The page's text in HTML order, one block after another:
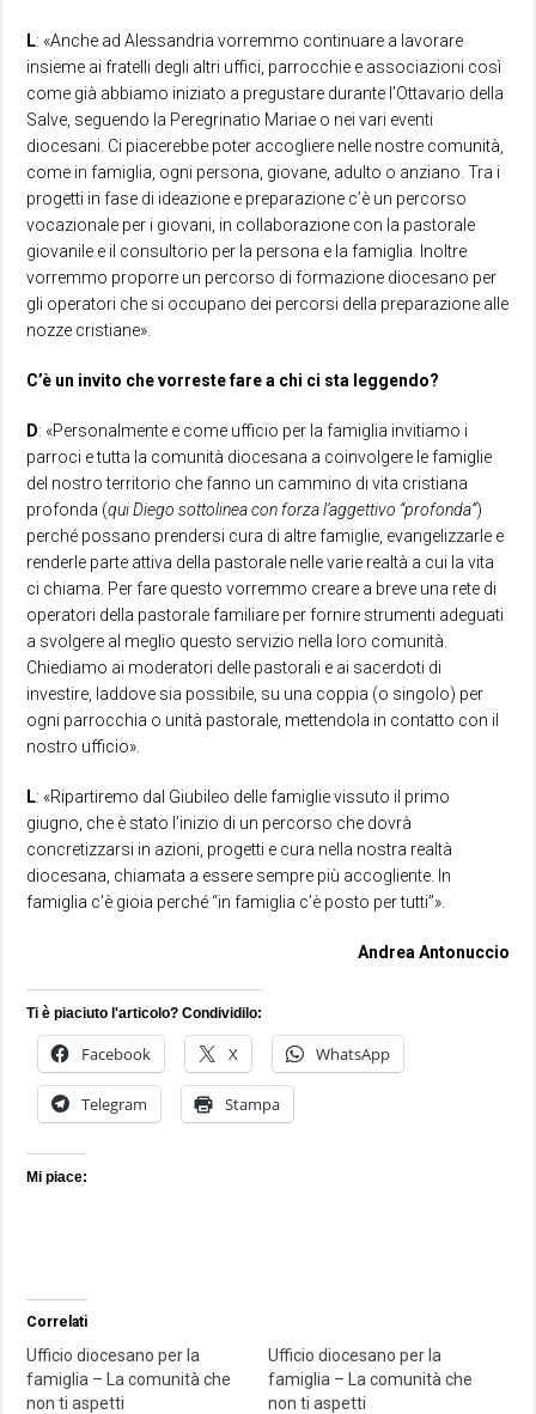
L: «Anche ad Alessandria vorremmo continuare a lavorare
insieme ai fratelli degli altri uffici, parrocchie e associazioni così
come già abbiamo iniziato a pregustare durante l’Ottavario della
Salve, seguendo la Peregrinatio Mariae o nei vari eventi
diocesani. Ci piacerebbe poter accogliere nelle nostre comunità,
come in famiglia, ogni persona, giovane, adulto o anziano. Tra i
progetti in fase di ideazione e preparazione c’è un percorso
vocazionale per i giovani, in collaborazione con la pastorale
giovanile e il consultorio per la persona e la famiglia. Inoltre
vorremmo proporre un percorso di formazione diocesano per
gli operatori che si occupano dei percorsi della preparazione alle
nozze cristiane».
C’è un invito che vorreste fare a chi ci sta leggendo?
D: «Personalmente e come ufficio per la famiglia invitiamo i
parroci e tutta la comunità diocesana a coinvolgere le famiglie
del nostro territorio che fanno un cammino di vita cristiana
profonda (qui Diego sottolinea con forza l’aggettivo “profonda”)
perché possano prendersi cura di altre famiglie, evangelizzarle e
renderle parte attiva della pastorale nelle varie realtà a cui la vita
ci chiama. Per fare questo vorremmo creare a breve una rete di
operatori della pastorale familiare per fornire strumenti adeguati
a svolgere al meglio questo servizio nella loro comunità.
Chiediamo ai moderatori delle pastorali e ai sacerdoti di
investire, laddove sia possibile, su una coppia (o singolo) per
ogni parrocchia o unità pastorale, mettendola in contatto con il
nostro ufficio».
L: «Ripartiremo dal Giubileo delle famiglie vissuto il primo
giugno, che è stato l’inizio di un percorso che dovrà
concretizzarsi in azioni, progetti e cura nella nostra realtà
diocesana, chiamata a essere sempre più accogliente. In
famiglia c’è gioia perché “in famiglia c’è posto per tutti”».
Andrea Antonuccio
Ti è piaciuto l'articolo? Condividilo:
Facebook X WhatsApp
Telegram Stampa
Mi piace:
Correlati
Ufficio diocesano per la
famiglia – La comunità che
non ti aspetti
Ufficio diocesano per la
famiglia – La comunità che
non ti aspetti